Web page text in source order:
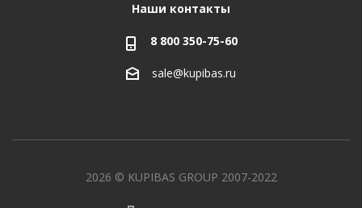
Наши контакты
8 800 350-75-60
sale@kupibas.ru
2026 © KUPIBAS GROUP 2007-2022